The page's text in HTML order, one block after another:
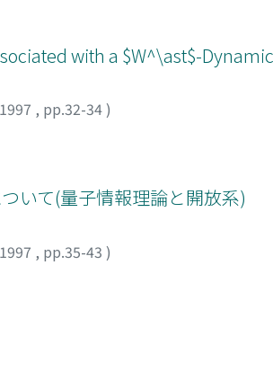
with a $W^\ast$-
1997 , pp.32-34)
いて(量子情報理論と開放系)
1997 , pp.35-43 )